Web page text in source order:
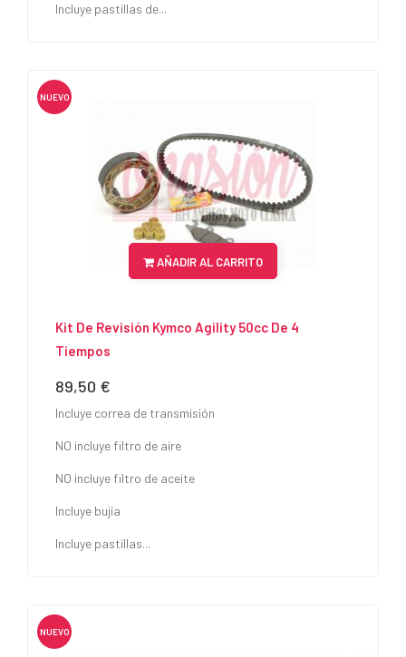
Incluye pastillas de...
NUEVO
AÑADIR AL CARRITO
Kit De Revisión Kymco Agility 50cc De 4
Tiempos
Precio
89,50 €
Incluye correa de transmisión
NO incluye filtro de aire
NO incluye filtro de aceite
Incluye bujía
Incluye pastillas...
NUEVO